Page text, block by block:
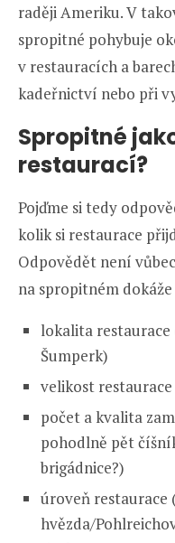
raději Ameriku. V
spropitné pohybuje
v restauracích a
kadeřnictví nebo při
Spropitné
restaurací?
Pojďme si tedy
kolik si restaurace
Odpovědět není
na spropitném
lokalita
Šumperk)
velikost restaurace
počet a kvalita
pohodlně pět
brigádnice?)
úroveň restaurace
hvězda/